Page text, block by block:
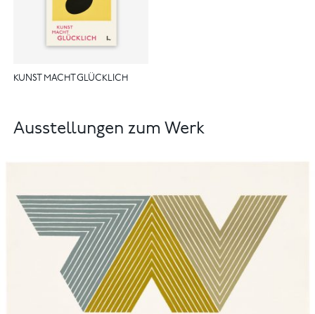
KUNST MACHT GLÜCKLICH
Ausstellungen zum Werk